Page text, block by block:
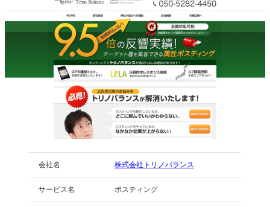
会社名 株式会社トリノバランス
サービス名 ポスティング